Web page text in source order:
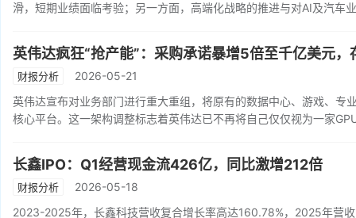
滑，短期业绩面临考验；另一方面，高端化战略的推进与对AI及汽车
英伟达疯狂“抢产能”：采购承诺暴增5倍至千亿美元
财报分析
2026-05-21
英伟达宣布对业务部门进行重大重组，将原有的数据中心、游戏、专
核心平台。这一架构调整标志着英伟达已不再将自己仅仅视为一家
长鑫IPO：Q1经营现金流426亿，同比激增212倍
财报分析
2026-05-18
2023-2025年，长鑫科技营收复合增长率高达160.78%，2025年营